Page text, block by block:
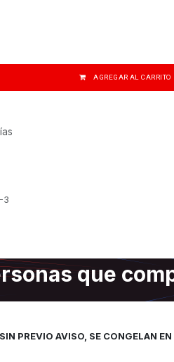
AGREGAR AL CARRITO
3
que
PREVIO AVISO, SE CONGELAN